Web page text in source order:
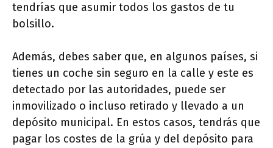
tendrías que asumir todos los gastos de tu
bolsillo.
Además, debes saber que, en algunos países, si
tienes un coche sin seguro en la calle y este es
detectado por las autoridades, puede ser
inmovilizado o incluso retirado y llevado a un
depósito municipal. En estos casos, tendrás que
pagar los costes de la grúa y del depósito para